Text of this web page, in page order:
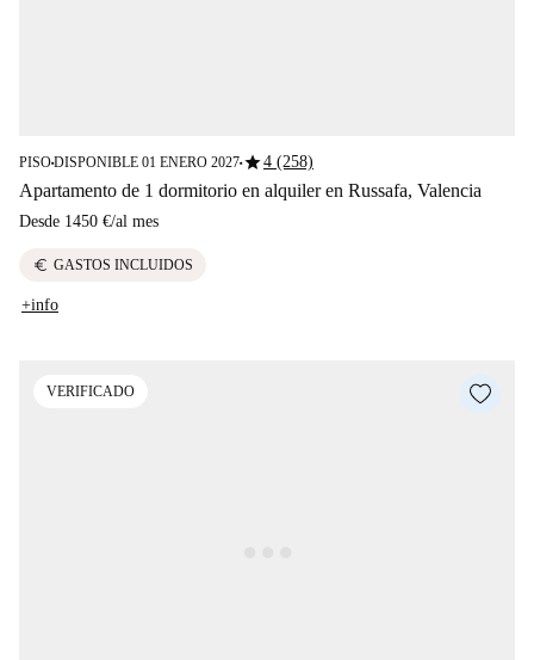
PISO■DISPONIBLE 01 ENERO 2027■star4 (258)
Apartamento de 1 dormitorio en alquiler en Russafa, Valencia
Desde 1450 €/al mes
euro GASTOS INCLUIDOS
+info
VERIFICADO